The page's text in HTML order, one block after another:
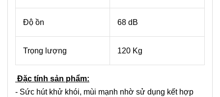
Độ ồn 68 dB
Trọng lượng 120 Kg
Đặc tính sản phẩm:
- Sức hút khử khói, mùi mạnh nhờ sử dụng kết hợp